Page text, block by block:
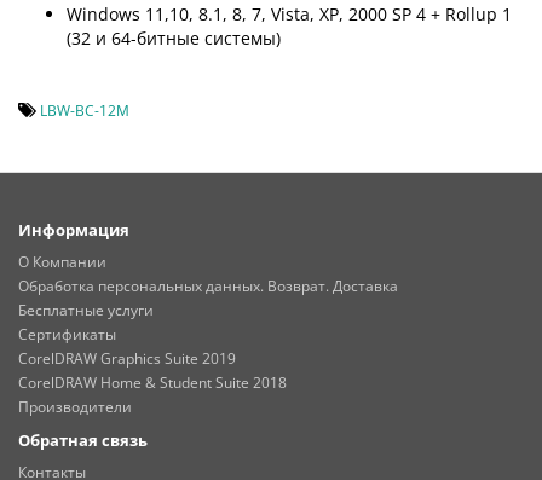
Windows 11,10, 8.1, 8, 7, Vista, XP, 2000 SP 4 + Rollup 1
(32 и 64-битные системы)
LBW-BC-12M
Информация
О Компании
Обработка персональных данных. Возврат. Доставка
Бесплатные услуги
Сертификаты
CorelDRAW Graphics Suite 2019
CorelDRAW Home & Student Suite 2018
Производители
Обратная связь
Контакты